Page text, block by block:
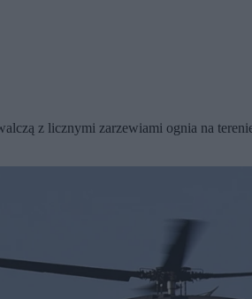
z licznymi zarzewiami ognia na